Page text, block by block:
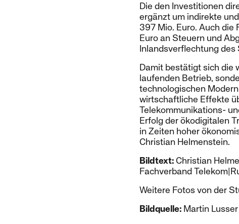
Die den Investitionen
ergänzt um indirekte
397 Mio. Euro. Auch die
Euro an Steuern und
Inlandsverflechtung
Damit bestätigt sich die
laufenden Betrieb,
technologischen
wirtschaftliche Effekte
Telekommunikations-
Erfolg der ökodigitalen
in Zeiten hoher
Christian Helmenstein.
Bildtext:Christian
Fachverband
Weitere Fotos von der
Bildquelle: Martin Lusser